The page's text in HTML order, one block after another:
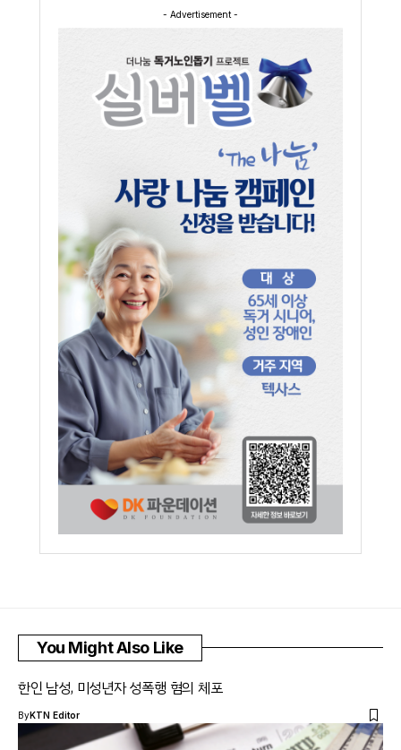
- Advertisement -
You Might Also Like
한인 남성, 미성년자 성폭행 혐의 체포
ByKTN Editor